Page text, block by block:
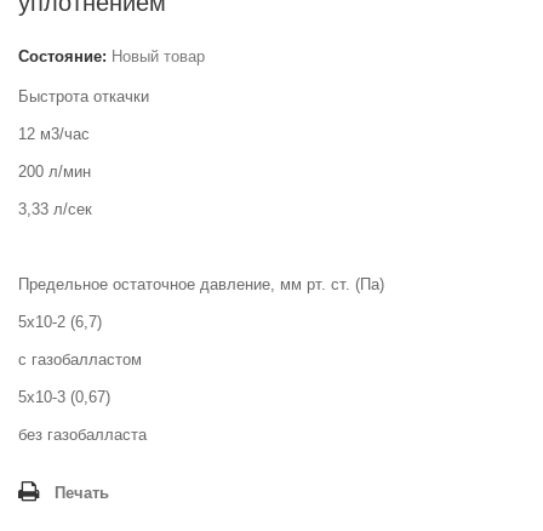
Состояние: Новый товар
Быстрота откачки
12 м3/час
200 л/мин
3,33 л/сек
Предельное остаточное давление, мм рт. ст. (Па)
5x10-2 (6,7)
с газобалластом
5x10-3 (0,67)
без газобалласта
Печать